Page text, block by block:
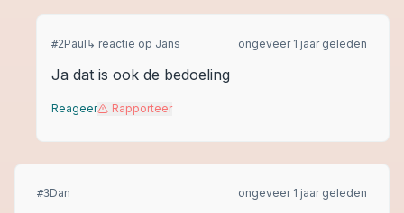
#2Paul ↳ reactie op Jans ongeveer 1 jaar geleden
Ja dat is ook de bedoeling
Reageer Rapporteer
#3Dan ongeveer 1 jaar geleden